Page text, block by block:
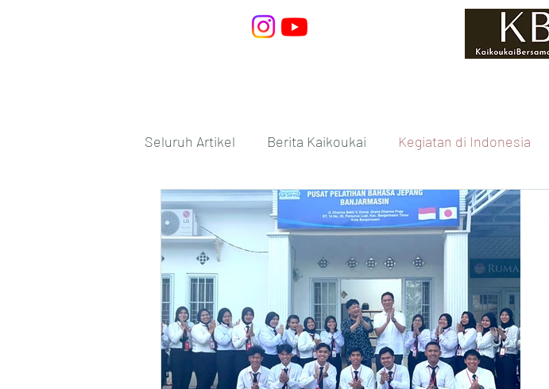
Seluruh Artikel Berita Kaikoukai Kegiatan di Indonesia